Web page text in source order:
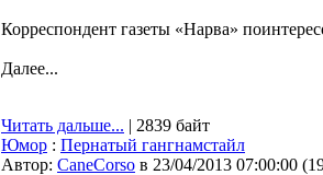
Корреспондент газеты «Нарва»
Далее...
Читать дальше... | 2839 байт
Юмор : Пернатый гангнамстайл
Автор: CaneCorso в 23/04/2013 07:00:00 (